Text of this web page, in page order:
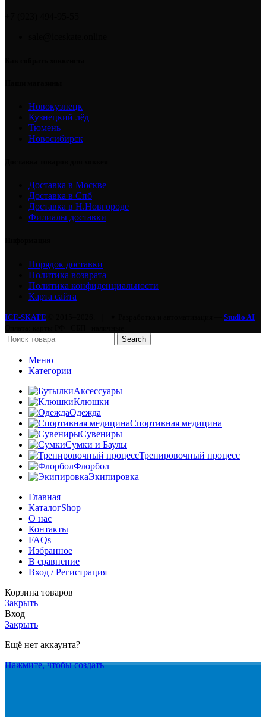
Новокузнецк
Кузнецкий лёд
Тюмень
Новосибирск
Доставка в Москве
Доставка в Спб
Доставка в Н.Новгороде
Филиалы доставки
Порядок доставки
Политика возврата
Политика конфиденциальности
Карта сайта
ICE-SKATE
Studio AI
Search
Меню
Категории
Аксессуары
Клюшки
Одежда
Спортивная медицина
Сувениры
Сумки и Баулы
Тренировочный процесс
Флорбол
Экипировка
Главная
КаталогShop
О нас
Контакты
FAQs
Избранное
В сравнение
Вход / Регистрация
Корзина товаров
Закрыть
Вход
Закрыть
Ещё нет аккаунта?
Нажмите, чтобы создать